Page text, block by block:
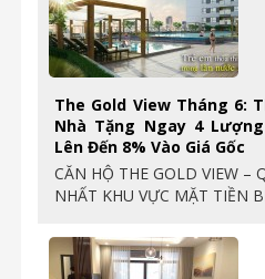
The Gold View Tháng 6:
Nhà Tặng Ngay 4
Lên Đến 8% Vào Giá Gốc
CĂN HỘ THE GOLD VIEW –
NHẤT KHU VỰC MẶT TIỀN